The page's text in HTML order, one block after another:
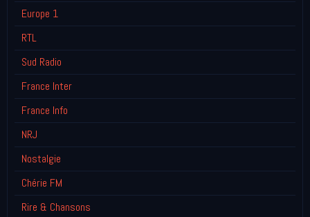
Europe 1
RTL
Sud Radio
France Inter
France Info
NRJ
Nostalgie
Chérie FM
Rire & Chansons